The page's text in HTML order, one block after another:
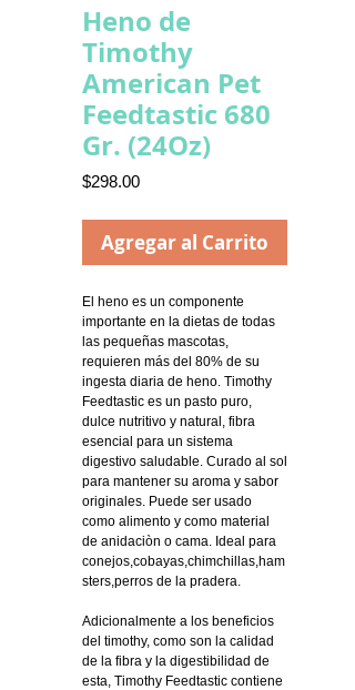
Heno de
Timothy
American Pet
Feedtastic 680
Gr. (24Oz)
$298.00Precio
Agregar al Carrito
El heno es un componente
importante en la dietas de todas
las pequeñas mascotas,
requieren más del 80% de su
ingesta diaria de heno. Timothy
Feedtastic es un pasto puro,
dulce nutritivo y natural, fibra
esencial para un sistema
digestivo saludable. Curado al sol
para mantener su aroma y sabor
originales. Puede ser usado
como alimento y como material
de anidaciòn o cama. Ideal para
conejos,cobayas,chimchillas,ham
sters,perros de la pradera.
Adicionalmente a los beneficios
del timothy, como son la calidad
de la fibra y la digestibilidad de
esta, Timothy Feedtastic contiene